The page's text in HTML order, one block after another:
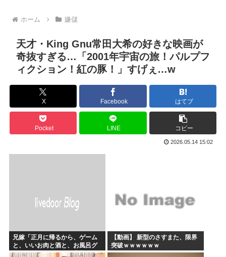
「ムクゲェジ漫画」ガチでリアルだったwww
【原爆の日】へいわをかえせ
みい山、あんだけ騒ぎになってるのに未だにどこのメディアも...
週刊少年ジャンプ、発行部数100万部割れwww
日本人「うちの犬、たまたまついてきた八百屋で一目惚れした...
【画像】広島市長のスピーチを聞いてる時の高市早苗の顔ww...
【雑誌】かつて650万部を誇った「週刊少年ジャンプ」、発...
かのかりとかいう誰が見てるのか謎の漫画www
Win95開発者「日本でITが3Kと呼ばれるのは企業が根...
ホーム 嫌儲
天才・King Gnu常田大希の好きな映画が
奇抜すぎる…「2001年宇宙の旅！パルプフ
ィクション！紅の豚！」すげぇ…w
X Facebook はてブ
Pocket LINE コピー
2026.05.14 15:02
兄嫁「正月に帰るから、ゲーム
と、いいお肉と酒と、お風呂グ
ッズの準備しとけよ」寝起きの
【動画】 新型のさすまた、限界
突破ｗｗｗｗｗｗ